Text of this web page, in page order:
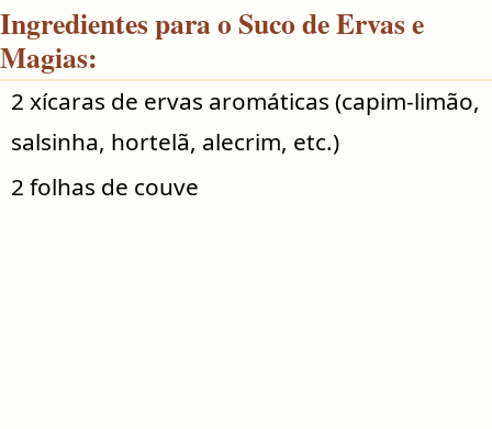
Ingredientes para o Suco de Ervas e
Magias:
2 xícaras de ervas aromáticas (capim-limão,
salsinha, hortelã, alecrim, etc.)
2 folhas de couve